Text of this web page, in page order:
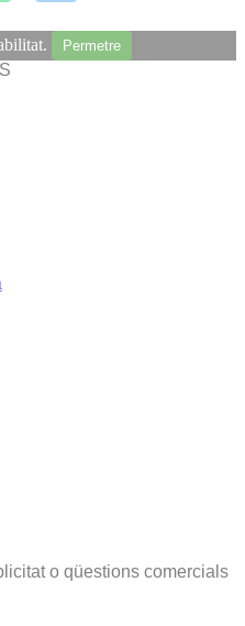
Permetre
o qüestions comercials